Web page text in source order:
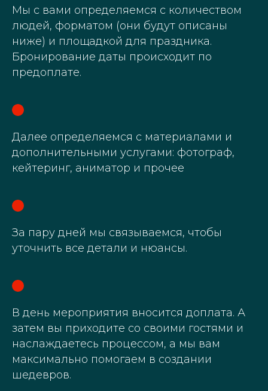
Мы с вами определяемся с количеством
людей, форматом (они будут описаны
ниже) и площадкой для праздника.
Бронирование даты происходит по
предоплате.
Далее определяемся с материалами и
дополнительными услугами: фотограф,
кейтеринг, аниматор и прочее
За пару дней мы связываемся, чтобы
уточнить все детали и нюансы.
В день мероприятия вносится доплата. А
затем вы приходите со своими гостями и
наслаждаетесь процессом, а мы вам
максимально помогаем в создании
шедевров.